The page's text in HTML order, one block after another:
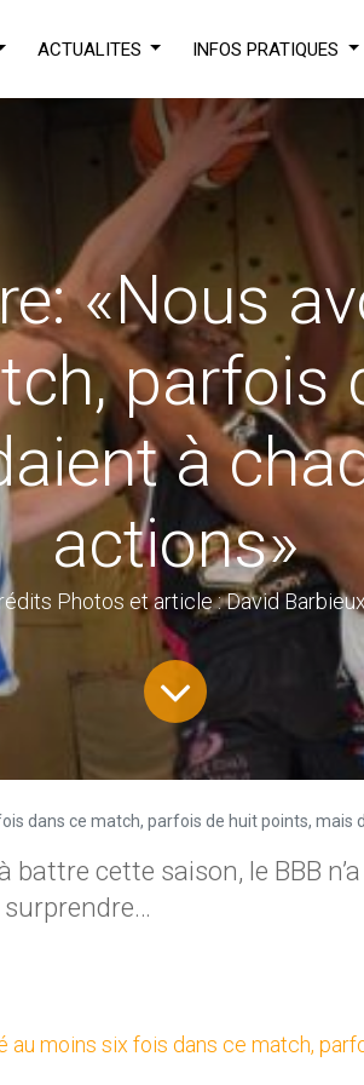
ACTUALITES INFOS PRATIQUES
«Nous
parfois
à
actions»
Photos et article : David Barbieux
dans ce match, parfois de huit points,
cette saison, le BBB
au moins six fois dans ce match,
Clicker sur l'image